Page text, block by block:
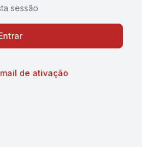
sessão
de ativação